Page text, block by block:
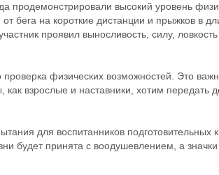
продемонстрировали высокий уровень
бега на короткие дистанции и прыжков в
проявил выносливость, силу,
физических возможностей. Это
как взрослые и наставники, хотим
для воспитанников подготовительных
будет принята с воодушевлением, а